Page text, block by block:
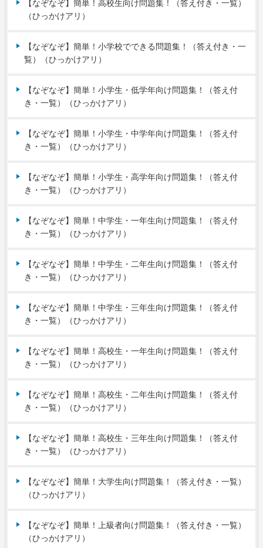
【なぞなぞ】簡単！高校生向け問題集！（答え付き・一覧）
（ひっかけアリ）
【なぞなぞ】簡単！小学校でできる問題集！（答え付き・一
覧）（ひっかけアリ）
【なぞなぞ】簡単！小学生・低学年向け問題集！（答え付
き・一覧）（ひっかけアリ）
【なぞなぞ】簡単！小学生・中学年向け問題集！（答え付
き・一覧）（ひっかけアリ）
【なぞなぞ】簡単！小学生・高学年向け問題集！（答え付
き・一覧）（ひっかけアリ）
【なぞなぞ】簡単！中学生・一年生向け問題集！（答え付
き・一覧）（ひっかけアリ）
【なぞなぞ】簡単！中学生・二年生向け問題集！（答え付
き・一覧）（ひっかけアリ）
【なぞなぞ】簡単！中学生・三年生向け問題集！（答え付
き・一覧）（ひっかけアリ）
【なぞなぞ】簡単！高校生・一年生向け問題集！（答え付
き・一覧）（ひっかけアリ）
【なぞなぞ】簡単！高校生・二年生向け問題集！（答え付
き・一覧）（ひっかけアリ）
【なぞなぞ】簡単！高校生・三年生向け問題集！（答え付
き・一覧）（ひっかけアリ）
【なぞなぞ】簡単！大学生向け問題集！（答え付き・一覧）
（ひっかけアリ）
【なぞなぞ】簡単！上級者向け問題集！（答え付き・一覧）
（ひっかけアリ）